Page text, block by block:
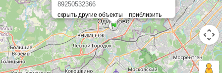
89250532366